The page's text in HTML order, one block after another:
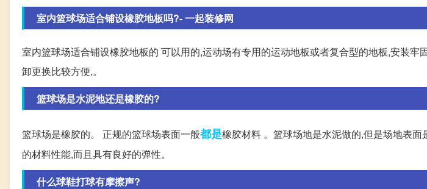
室内篮球场适合铺设橡胶地板吗?- 一起装修网
室内篮球场适合铺设橡胶地板的 可以用的,运动场有专用的运动地板或者复合型的地板,安装牢
卸更换比较方便,。
篮球场是水泥地还是橡胶的?
篮球场是橡胶的。 正规的篮球场表面一般都是橡胶材料 。篮球场地是水泥做的,但是场地表
的材料性能,而且具有良好的弹性。
什么球鞋打球有摩擦声?